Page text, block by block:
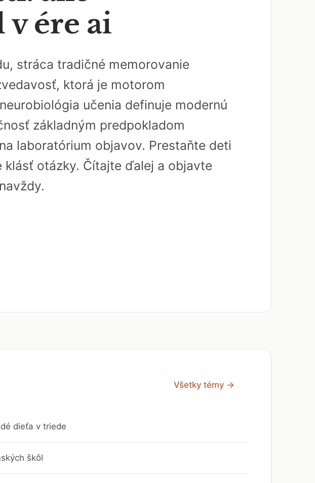
ére ai
stráca tradičné memorovanie
ktorá je motorom
učenia definuje modernú
základným predpokladom
laboratórium objavov. Prestaňte deti
otázky. Čítajte ďalej a objavte
Všetky témy →
dieťa v triede
škôl